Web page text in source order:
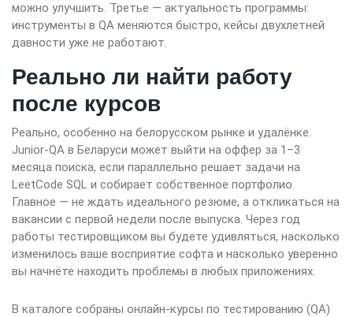
можно улучшить. Третье — актуальность программы:
инструменты в QA меняются быстро, кейсы двухлетней
давности уже не работают.
Реально ли найти работу
после курсов
Реально, особенно на белорусском рынке и удалёнке.
Junior-QA в Беларуси может выйти на оффер за 1–3
месяца поиска, если параллельно решает задачи на
LeetCode SQL и собирает собственное портфолио.
Главное — не ждать идеального резюме, а откликаться на
вакансии с первой недели после выпуска. Через год
работы тестировщиком вы будете удивляться, насколько
изменилось ваше восприятие софта и насколько уверенно
вы начнёте находить проблемы в любых приложениях.
В каталоге собраны онлайн-курсы по тестированию (QA)